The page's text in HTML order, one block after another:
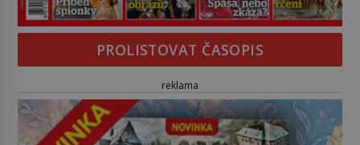
PROLISTOVAT ČASOPIS
reklama